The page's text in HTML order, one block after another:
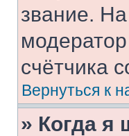
звание.
счётчика
Вернуться к
» Когда я